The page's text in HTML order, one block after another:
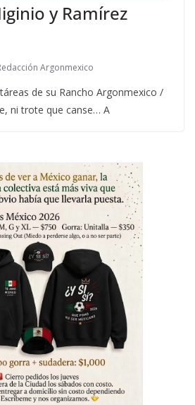
y Ramírez
Argonmexico
de su Rancho Argonmexico /
ni trote que canse… A